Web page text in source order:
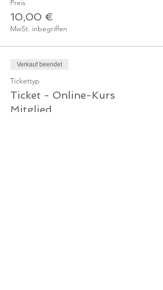
Preis
10,00 €
MwSt. inbegriffen
Verkauf beendet
Tickettyp
Ticket - Online-Kurs
Mitglied